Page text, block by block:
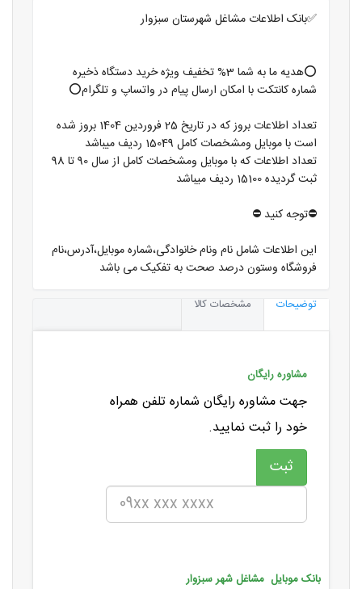
✅بانک اطلاعات مشاغل شهرستان سبزوار
⭕️هدیه ما به شما 3% تخفیف ویژه خرید دستگاه ذخیره
شماره کانتکت با امکان ارسال پیام در واتساپ و تلگرام⭕️
تعداد اطلاعات بروز که در تاریخ 25 فروردین 1404 بروز شده
است با موبایل ومشخصات کامل 15049 ردیف میباشد
تعداد اطلاعات که با موبایل ومشخصات کامل از سال 90 تا 98
ثبت گردیده 15100 ردیف میباشد
⛔️توجه کنید ⛔️
این اطلاعات شامل نام ونام خانوادگی،شماره موبایل،آدرس،نام
فروشگاه وستون درصد صحت به تفکیک می باشد
توضیحات مشخصات کالا
مشاوره رایگان
جهت مشاوره رایگان شماره تلفن همراه
خود را ثبت نمایید.
بانک موبایل مشاغل شهر سبزوار